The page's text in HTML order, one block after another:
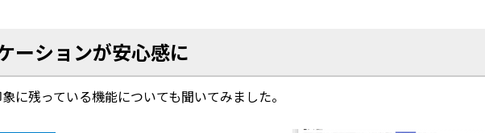
ーションが安心感に
に残っている機能についても聞いてみました。